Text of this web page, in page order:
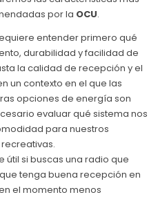
por la OCU.
entender primero qué
durabilidad y facilidad de
la calidad de recepción y el
un contexto en el que las
opciones de energía son
evaluar qué sistema nos
para nuestros
útil si buscas una radio que
tenga buena recepción en
el momento menos